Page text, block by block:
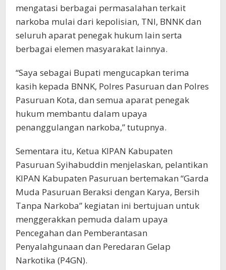
mengatasi berbagai permasalahan terkait
narkoba mulai dari kepolisian, TNI, BNNK dan
seluruh aparat penegak hukum lain serta
berbagai elemen masyarakat lainnya.
“Saya sebagai Bupati mengucapkan terima
kasih kepada BNNK, Polres Pasuruan dan Polres
Pasuruan Kota, dan semua aparat penegak
hukum membantu dalam upaya
penanggulangan narkoba,” tutupnya.
Sementara itu, Ketua KIPAN Kabupaten
Pasuruan Syihabuddin menjelaskan, pelantikan
KIPAN Kabupaten Pasuruan bertemakan “Garda
Muda Pasuruan Beraksi dengan Karya, Bersih
Tanpa Narkoba” kegiatan ini bertujuan untuk
menggerakkan pemuda dalam upaya
Pencegahan dan Pemberantasan
Penyalahgunaan dan Peredaran Gelap
Narkotika (P4GN).